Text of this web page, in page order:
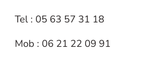
Tel : 05 63 57 31 18
Mob : 06 21 22 09 91